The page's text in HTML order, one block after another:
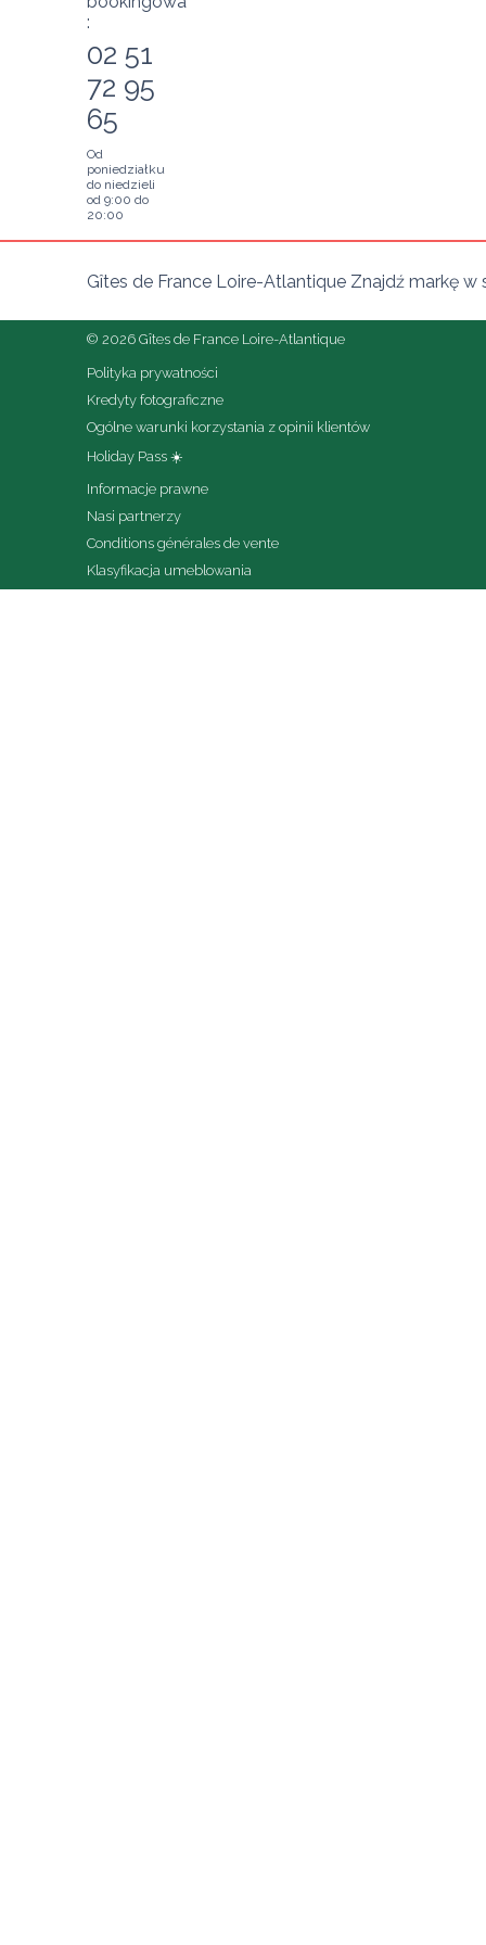
:
02 51
72 95
65
Od
poniedziałku
do niedzieli
od 9:00 do
20:00
Gîtes de France Loire-Atlantique Znajdź markę
© 2026 Gîtes de France Loire-Atlantique
Polityka prywatności
Kredyty fotograficzne
Ogólne warunki korzystania z opinii klientów
Holiday Pass ☀️
Informacje prawne
Nasi partnerzy
Conditions générales de vente
Klasyfikacja umeblowania